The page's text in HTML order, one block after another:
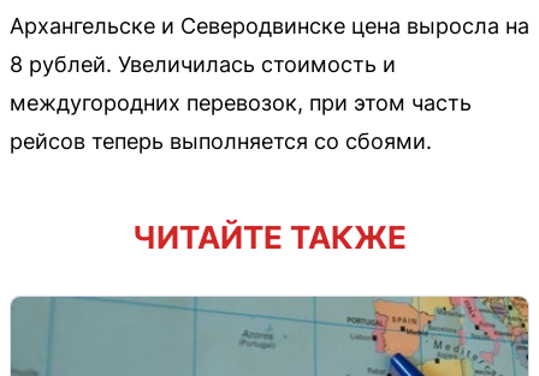
Архангельске и Северодвинске цена выросла на
8 рублей. Увеличилась стоимость и
междугородних перевозок, при этом часть
рейсов теперь выполняется со сбоями.
ЧИТАЙТЕ ТАКЖЕ